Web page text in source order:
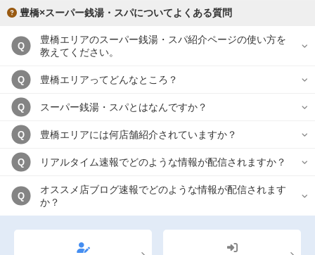
日本人スタッフのみ
スタッフ指名可
駅から徒歩5分以内
豊橋×スーパー銭湯・スパについてよくある質問
Q
豊橋エリアのスーパー銭湯・スパ紹介ページの使い方を
教えてください。
Q 豊橋エリアってどんなところ？
Q スーパー銭湯・スパとはなんですか？
Q 豊橋エリアには何店舗紹介されていますか？
Q リアルタイム速報でどのような情報が配信されますか？
Q
オススメ店ブログ速報でどのような情報が配信されます
か？